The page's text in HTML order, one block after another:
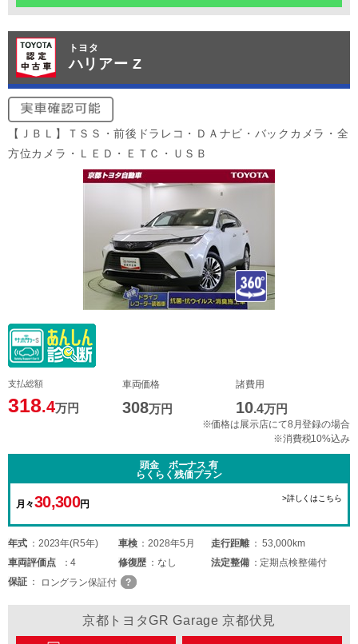
トヨタ
ハリアー Z
【ＪＢＬ】ＴＳＳ・前後ドラレコ・ＤＡナビ・バックカメラ・全
方位カメラ・ＬＥＤ・ＥＴＣ・ＵＳＢ
支払総額
318.4万円
車両価格
308万円
諸費用
10.4万円
※価格は展示店にて8月登録の場合
※消費税10%込み
頭金 ボーナス 有
らくらく残価プラン
月々30,300円
>詳しくはこちら
年式 2023年(R5年) 車検 2028年5月 走行距離
53,000km
車両評価点 4 修復歴 なし 法定整備
定期点検整備付
保証
ロングラン保証付
京都トヨタGR Garage 京都伏見